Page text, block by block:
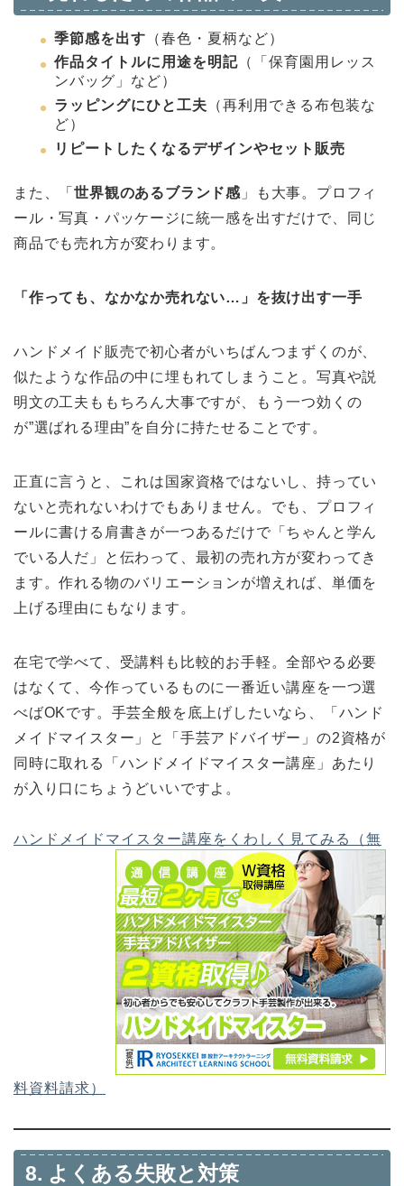
季節感を出す （春色・夏柄など）
作品タイトルに用途を明記 （「保育園用レッス
ンバッグ」など）
ラッピングにひと工夫 （再利用できる布包装な
ど）
リピートしたくなるデザインやセット販売
また、「世界観のあるブランド感 」も大事。プロフィ
ール・写真・パッケージに統一感を出すだけで、同じ
商品でも売れ方が変わります。
「作っても、なかなか売れない…」を抜け出す一手
ハンドメイド販売で初心者がいちばんつまずくのが、
似たような作品の中に埋もれてしまうこと。写真や説
明文の工夫ももちろん大事ですが、もう一つ効くの
が”選ばれる理由”を自分に持たせることです。
正直に言うと、これは国家資格ではないし、持ってい
ないと売れないわけでもありません。でも、プロフィ
ールに書ける肩書きが一つあるだけで「ちゃんと学ん
でいる人だ」と伝わって、最初の売れ方が変わってき
ます。作れる物のバリエーションが増えれば、単価を
上げる理由にもなります。
在宅で学べて、受講料も比較的お手軽。全部やる必要
はなくて、今作っているものに一番近い講座を一つ選
べばOKです。手芸全般を底上げしたいなら、「ハンド
メイドマイスター」と「手芸アドバイザー」の2資格が
同時に取れる「ハンドメイドマイスター講座」あたり
が入り口にちょうどいいですよ。
ハンドメイドマイスター講座をくわしく見てみる（無
料資料請求）
8. よくある失敗と対策